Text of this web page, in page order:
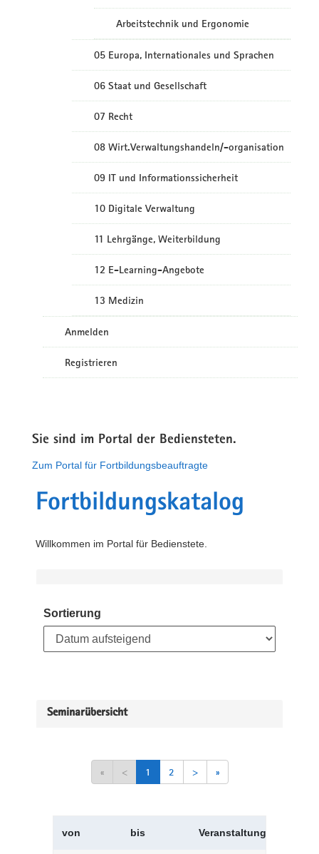
Arbeitstechnik und Ergonomie
05 Europa, Internationales und Sprachen
06 Staat und Gesellschaft
07 Recht
08 Wirt.Verwaltungshandeln/-organisation
09 IT und Informationssicherheit
10 Digitale Verwaltung
11 Lehrgänge, Weiterbildung
12 E-Learning-Angebote
13 Medizin
Anmelden
Registrieren
Sie sind im Portal der Bediensteten.
Zum Portal für Fortbildungsbeauftragte
Fortbildungskatalog
Willkommen im Portal für Bedienstete.
Sortierung
Seminarübersicht
« < 1 2 > »
von bis Veranstaltungskürzel